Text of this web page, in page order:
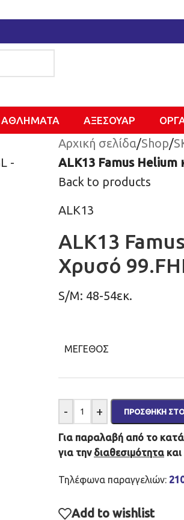
ΑΘΛΗΜΑΤΑ ΑΞΕΣΟΥΑΡ
Αρχική σελίδα/Shop/
ALK13 Famus Helium
Back to products
ALK13
ALK13
Χρυσό
S/M: 48-54εκ.
ΜΈΓΕΘΟΣ
- + ΠΡΟΣΘΉΚΗ
Για παραλαβή από το
για την διαθεσιμότητα
Τηλέφωνα παραγγελιών:
Add to wishlist